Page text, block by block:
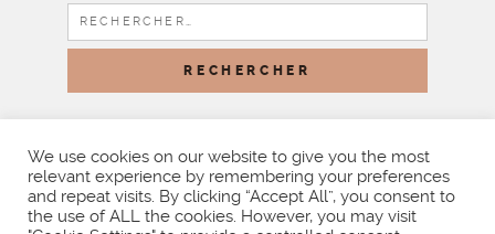
RECHERCHER :
BY LITTLE THEME SHOP
We use cookies on our website to give you the most
relevant experience by remembering your preferences
and repeat visits. By clicking “Accept All”, you consent to
the use of ALL the cookies. However, you may visit